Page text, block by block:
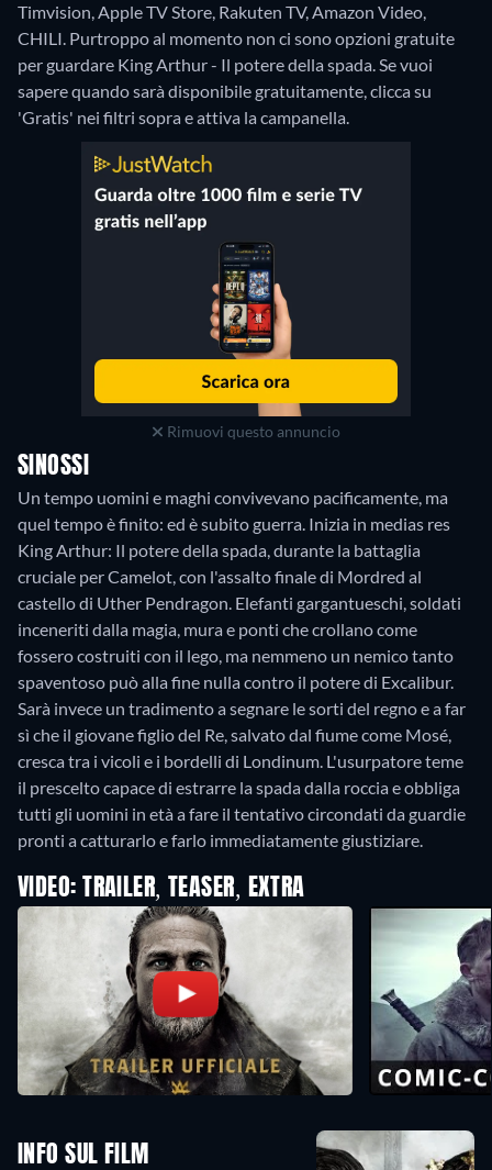
Timvision, Apple TV Store, Rakuten TV, Amazon Video,
CHILI. Purtroppo al momento non ci sono opzioni gratuite
per guardare King Arthur - Il potere della spada. Se vuoi
sapere quando sarà disponibile gratuitamente, clicca su
'Gratis' nei filtri sopra e attiva la campanella.
Rimuovi questo annuncio
SINOSSI
Un tempo uomini e maghi convivevano pacificamente, ma
quel tempo è finito: ed è subito guerra. Inizia in medias res
King Arthur: Il potere della spada, durante la battaglia
cruciale per Camelot, con l'assalto finale di Mordred al
castello di Uther Pendragon. Elefanti gargantueschi, soldati
inceneriti dalla magia, mura e ponti che crollano come
fossero costruiti con il lego, ma nemmeno un nemico tanto
spaventoso può alla fine nulla contro il potere di Excalibur.
Sarà invece un tradimento a segnare le sorti del regno e a far
sì che il giovane figlio del Re, salvato dal fiume come Mosé,
cresca tra i vicoli e i bordelli di Londinum. L'usurpatore teme
il prescelto capace di estrarre la spada dalla roccia e obbliga
tutti gli uomini in età a fare il tentativo circondati da guardie
pronti a catturarlo e farlo immediatamente giustiziare.
VIDEO: TRAILER, TEASER, EXTRA
INFO SUL FILM